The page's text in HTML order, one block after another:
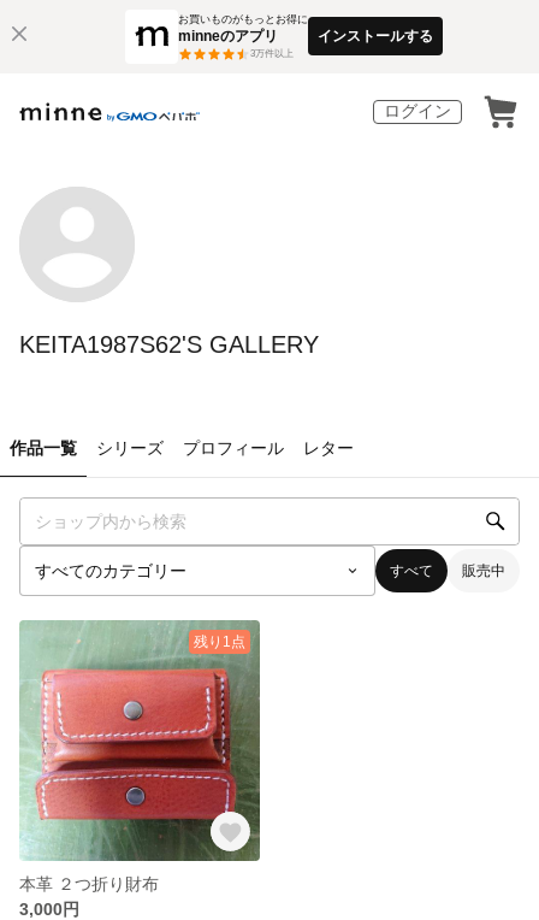
お買いものがもっとお得に
minneのアプリ
3万件以上
インストールする
ログイン
KEITA1987S62'S GALLERY
作品一覧 シリーズ プロフィール レター
すべて 販売中
残り1点
本革 ２つ折り財布
3,000円